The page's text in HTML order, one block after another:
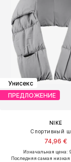
Унисекс
ПРЕДЛОЖЕНИЕ
NIKE
Спортивный
74,96 €
Изначальная цена:
Последняя самая низкая